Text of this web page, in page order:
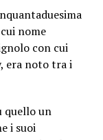
nome
con cui
era noto tra i
quello un
i suoi